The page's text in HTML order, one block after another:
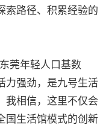
索路径、积累经验的
莞年轻人口基数
力强劲，是九号生活
我相信，这里不仅会
国生活馆模式的创新